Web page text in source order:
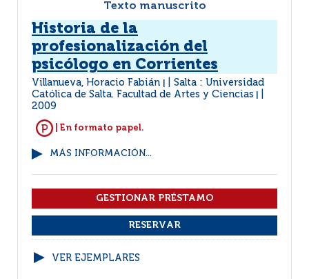
Texto manuscrito
Historia de la
profesionalización del
psicólogo en Corrientes
Villanueva, Horacio Fabián
Salta : Universidad
Católica de Salta. Facultad de Artes y Ciencias
2009
| En formato papel.
MÁS INFORMACIÓN...
VER EJEMPLARES